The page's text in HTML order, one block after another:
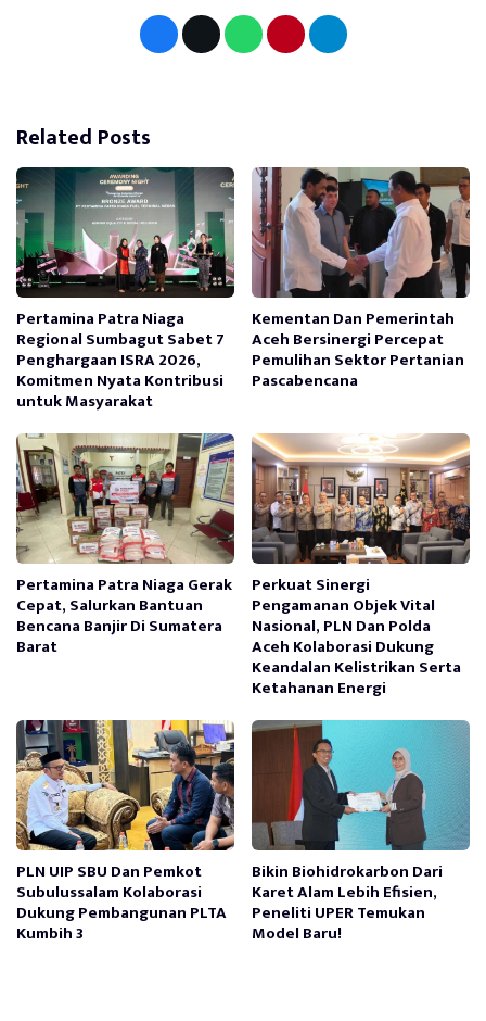
Related Posts
Pertamina Patra Niaga
Regional Sumbagut Sabet 7
Penghargaan ISRA 2026,
Komitmen Nyata Kontribusi
untuk Masyarakat
Kementan Dan Pemerintah
Aceh Bersinergi Percepat
Pemulihan Sektor Pertanian
Pascabencana
Pertamina Patra Niaga Gerak
Cepat, Salurkan Bantuan
Bencana Banjir Di Sumatera
Barat
Perkuat Sinergi
Pengamanan Objek Vital
Nasional, PLN Dan Polda
Aceh Kolaborasi Dukung
Keandalan Kelistrikan Serta
Ketahanan Energi
PLN UIP SBU Dan Pemkot
Subulussalam Kolaborasi
Dukung Pembangunan PLTA
Kumbih 3
Bikin Biohidrokarbon Dari
Karet Alam Lebih Efisien,
Peneliti UPER Temukan
Model Baru!